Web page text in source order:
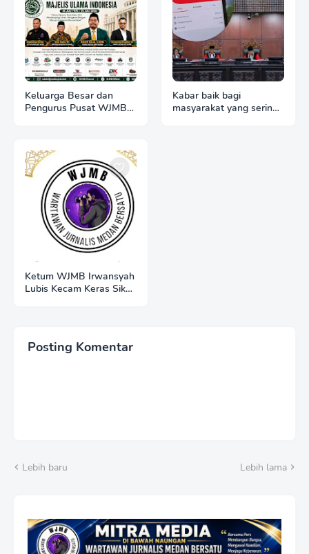
Keluarga Besar dan
Pengurus Pusat WJMB
Indonesia
Kabar baik bagi
masyarakat yang sering
Ketum WJMB Irwansyah
Lubis Kecam Keras Sikap
Posting Komentar
Lebih baru Lebih lama